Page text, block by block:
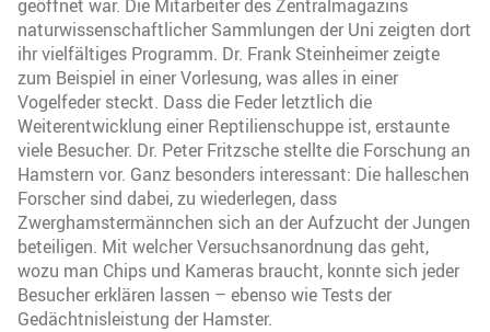
geöffnet war. Die Mitarbeiter des Zentralmagazins
naturwissenschaftlicher Sammlungen der Uni zeigten dort
ihr vielfältiges Programm. Dr. Frank Steinheimer zeigte
zum Beispiel in einer Vorlesung, was alles in einer
Vogelfeder steckt. Dass die Feder letztlich die
Weiterentwicklung einer Reptilienschuppe ist, erstaunte
viele Besucher. Dr. Peter Fritzsche stellte die Forschung an
Hamstern vor. Ganz besonders interessant: Die halleschen
Forscher sind dabei, zu wiederlegen, dass
Zwerghamstermännchen sich an der Aufzucht der Jungen
beteiligen. Mit welcher Versuchsanordnung das geht,
wozu man Chips und Kameras braucht, konnte sich jeder
Besucher erklären lassen – ebenso wie Tests der
Gedächtnisleistung der Hamster.